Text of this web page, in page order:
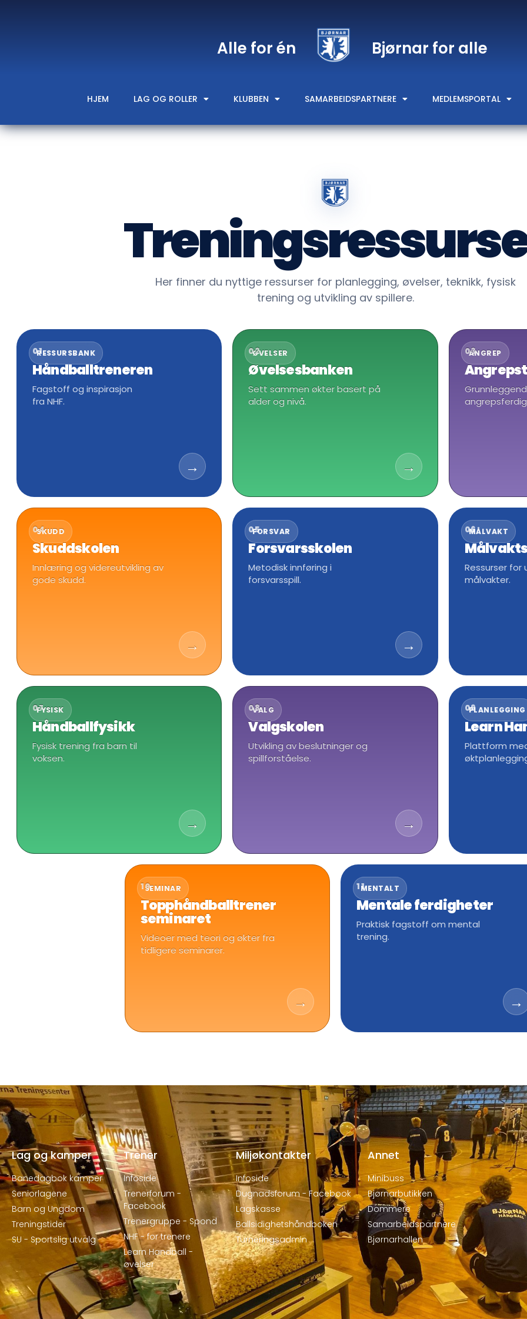
Alle for én Bjørnar for alle
HJEM LAG OG ROLLER KLUBBEN SAMARBEIDSPARTNERE MEDLEMSPORTAL
Her finner du nyttige ressurser for planlegging, øvelser, teknikk, fysisk
trening og utvikling av spillere.
RESSURSBANK
01
Håndballtreneren
Fagstoff og inspirasjon
fra NHF.
→
ØVELSER
02
Øvelsesbanken
Sett sammen økter basert på
alder og nivå.
→
ANGREP
03
SKUDD
04
Skuddskolen
Innlæring og videreutvikling av
gode skudd.
→
FORSVAR
05
Forsvarsskolen
Metodisk innføring i
forsvarsspill.
→
MÅLVAKT
06
Ressurser for
målvakter.
FYSISK
07
Håndballfysikk
Fysisk trening fra barn til
voksen.
→
VALG
08
Valgskolen
Utvikling av beslutninger og
spillforståelse.
→
PLANLEGGING
09
Learn
Plattform
SEMINAR
10
Topphåndballtrener
seminaret
Videoer med teori og økter fra
tidligere seminarer.
→
MENTALT
11
Mentale ferdigheter
Praktisk fagstoff om mental
trening.
→
Lag og kamper
Banedagbok kamper
Seniorlagene
Barn og Ungdom
Treningstider
SU - Sportslig utvalg
Trener
Infoside
Trenerforum -
Facebook
Trenergruppe - Spond
NHF - for trenere
Learn Handball -
øvelser
Miljøkontakter
Infoside
Dugnadsforum - Facebook
Lagskasse
Ballsidighetshåndboken
Turneringsadmin
Annet
Minibuss
Bjørnarbutikken
Dommere
Samarbeidspartnere
Bjørnarhallen